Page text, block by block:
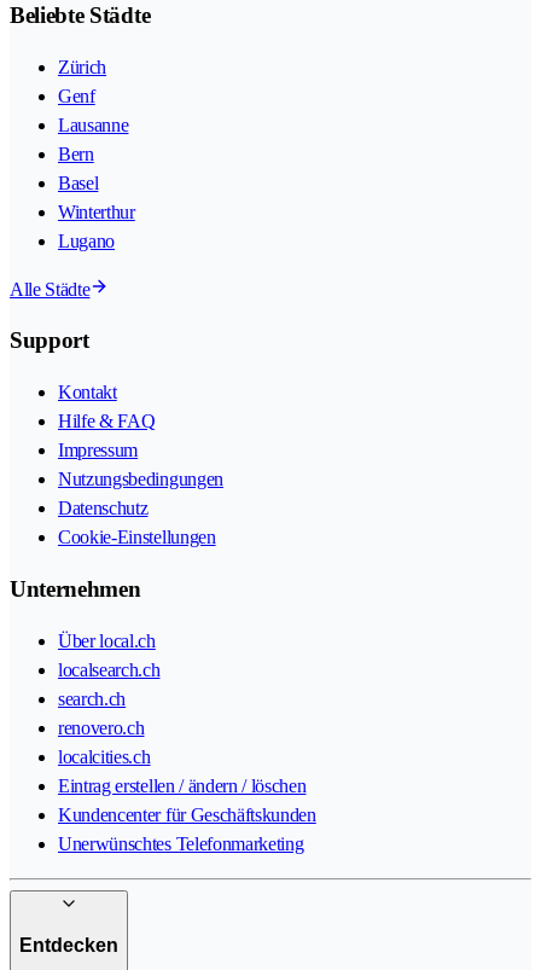
Beliebte Städte
Zürich
Genf
Lausanne
Bern
Basel
Winterthur
Lugano
Alle Städte
Support
Kontakt
Hilfe & FAQ
Impressum
Nutzungsbedingungen
Datenschutz
Cookie-Einstellungen
Unternehmen
Über local.ch
localsearch.ch
search.ch
renovero.ch
localcities.ch
Eintrag erstellen / ändern / löschen
Kundencenter für Geschäftskunden
Unerwünschtes Telefonmarketing
Entdecken